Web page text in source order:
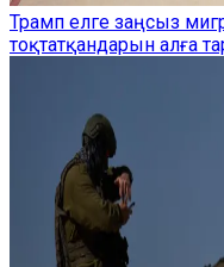
Трамп елге заңсыз
тоқтатқандарын алға